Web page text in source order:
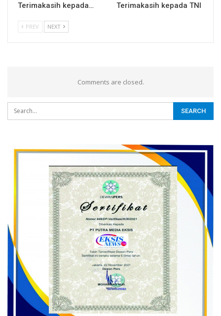
Terimakasih kepada…
Terimakasih kepada TNI
PREV NEXT
Comments are closed.